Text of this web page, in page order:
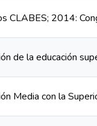
CLABES; 2014:
de la educación
Media con la